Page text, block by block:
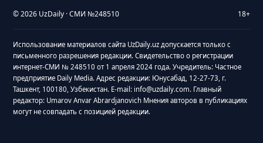
© 2026 UzDaily · СМИ №248510 18+
Использование материалов сайта UzDaily.uz допускается только с
письменного разрешения редакции. Свидетельство о регистрации
интернет-СМИ № 248510 от 1 апреля 2024 года. Учредитель: Частное
предприятие Daily Media. Адрес редакции: Юнусабад, 12-27-73, г.
Ташкент, 100180, Узбекистан. E-mail: info@uzdaily.com. Главный
редактор: Umarov Anvar Abrardjanovich Мнения авторов в публикациях
могут не совпадать с позицией редакции.